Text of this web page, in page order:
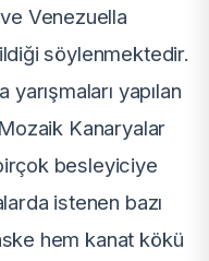
ve Venezuella
söylenmektedir.
yapılan
Kanaryalar
besleyiciye
istenen bazı
hem kanat kökü